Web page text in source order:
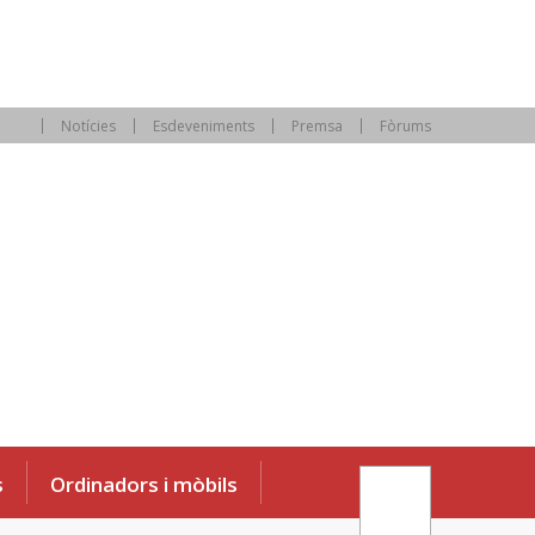
Notícies Esdeveniments Premsa Fòrums
Ordinadors i mòbils